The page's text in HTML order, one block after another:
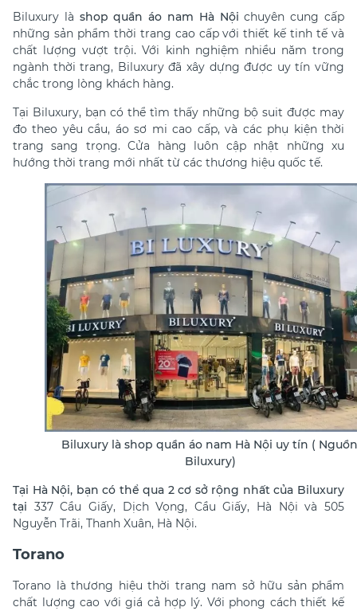
Biluxury là shop quần áo nam Hà Nội chuyên cung cấp
những sản phẩm thời trang cao cấp với thiết kế tinh tế và
chất lượng vượt trội. Với kinh nghiệm nhiều năm trong
ngành thời trang, Biluxury đã xây dựng được uy tín vững
chắc trong lòng khách hàng.
Tại Biluxury, bạn có thể tìm thấy những bộ suit được may
đo theo yêu cầu, áo sơ mi cao cấp, và các phụ kiện thời
trang sang trọng. Cửa hàng luôn cập nhật những xu
hướng thời trang mới nhất từ các thương hiệu quốc tế.
Biluxury là shop quần áo nam Hà Nội uy tín (
Biluxury)
Tại Hà Nội, bạn có thể qua 2 cơ sở rộng nhất của Biluxury
tại 337 Cầu Giấy, Dịch Vọng, Cầu Giấy, Hà Nội và505
Nguyễn Trãi, Thanh Xuân, Hà Nội.
Torano
Torano là thương hiệu thời trang nam sở hữu sản phẩm
chất lượng cao với giá cả hợp lý. Với phong cách thiết kế